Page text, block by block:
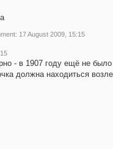
17 August 2009, 15:15
- в 1907 году ещё не
должна находиться